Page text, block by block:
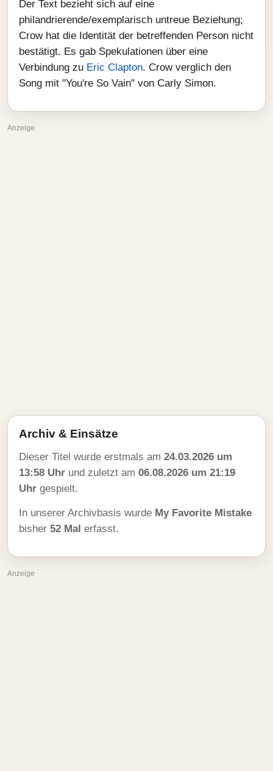
Der Text bezieht sich auf eine
philandrierende/exemplarisch untreue Beziehung;
Crow hat die Identität der betreffenden Person nicht
bestätigt. Es gab Spekulationen über eine
Verbindung zu Eric Clapton. Crow verglich den
Song mit "You're So Vain" von Carly Simon.
Anzeige
Archiv & Einsätze
Dieser Titel wurde erstmals am 24.03.2026 um
13:58 Uhr und zuletzt am 06.08.2026 um 21:19
Uhr gespielt.
In unserer Archivbasis wurde My Favorite Mistake
bisher 52 Mal erfasst.
Anzeige